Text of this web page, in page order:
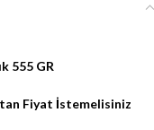
555 GR
Fiyat İstemelisiniz